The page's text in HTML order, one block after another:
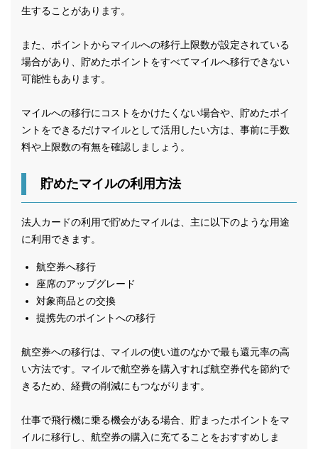
生することがあります。
また、ポイントからマイルへの移行上限数が設定されている
場合があり、貯めたポイントをすべてマイルへ移行できない
可能性もあります。
マイルへの移行にコストをかけたくない場合や、貯めたポイ
ントをできるだけマイルとして活用したい方は、事前に手数
料や上限数の有無を確認しましょう。
貯めたマイルの利用方法
法人カードの利用で貯めたマイルは、主に以下のような用途
に利用できます。
航空券へ移行
座席のアップグレード
対象商品との交換
提携先のポイントへの移行
航空券への移行は、マイルの使い道のなかで最も還元率の高
い方法です。マイルで航空券を購入すれば航空券代を節約で
きるため、経費の削減にもつながります。
仕事で飛行機に乗る機会がある場合、貯まったポイントをマ
イルに移行し、航空券の購入に充てることをおすすめしま